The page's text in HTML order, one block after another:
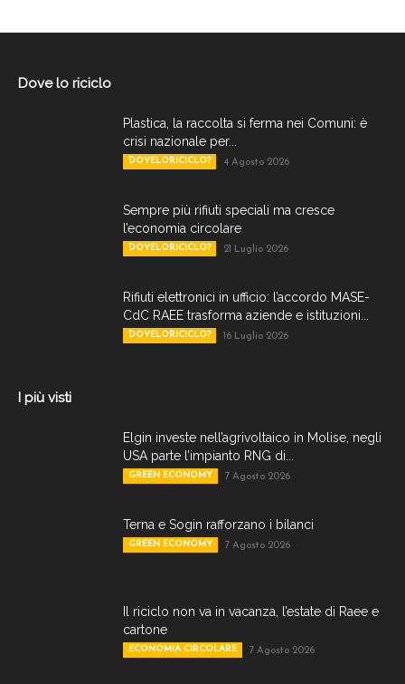
Dove lo riciclo
Plastica, la raccolta si ferma nei Comuni: è
crisi nazionale per...
DOVELORICICLO? 4 Agosto 2026
Sempre più rifiuti speciali ma cresce
l’economia circolare
DOVELORICICLO? 21 Luglio 2026
Rifiuti elettronici in ufficio: l’accordo MASE-
CdC RAEE trasforma aziende e istituzioni...
DOVELORICICLO? 16 Luglio 2026
I più visti
Elgin investe nell’agrivoltaico in Molise, negli
USA parte l’impianto RNG di...
GREEN ECONOMY 7 Agosto 2026
Terna e Sogin rafforzano i bilanci
GREEN ECONOMY 7 Agosto 2026
Il riciclo non va in vacanza, l’estate di Raee e
cartone
ECONOMIA CIRCOLARE 7 Agosto 2026